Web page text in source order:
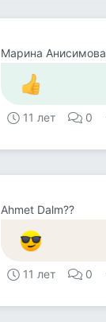
Марина Анисимова
11 лет 0
Ahmet Dalm??
11 лет 0